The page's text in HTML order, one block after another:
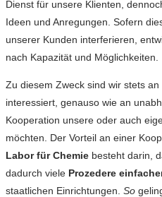
Dienst für unsere Klienten,
Ideen und Anregungen. Sofern
unserer Kunden interferieren,
nach Kapazität und Möglichkeiten.
Zu diesem Zweck sind wir stets an
interessiert, genauso wie an
Kooperation unsere oder auch
möchten. Der Vorteil an einer
Labor für Chemie besteht darin,
dadurch viele Prozedere
staatlichen Einrichtungen. So